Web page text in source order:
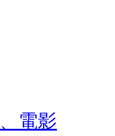
電影